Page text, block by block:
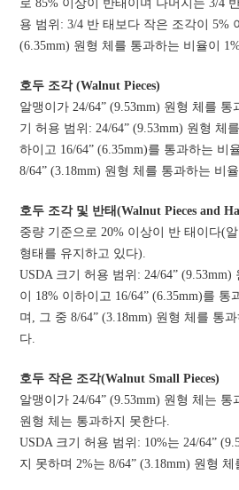
로 85% 이상이 반태이며 나머지는 3/4
용 범위: 3/4 반 태보다 작은 조각이 5%
(6.35mm) 원형 체를 통과하는 비율이
호두 조각 (Walnut Pieces)
알맹이가 24/64” (9.53mm) 원형 체를 통
기 허용 범위: 24/64” (9.53mm) 원형 체
하이고 16/64” (6.35mm)를 통과하는 비
8/64” (3.18mm) 원형 체를 통과하는 비
호두 조각 및 반태(Walnut Pieces and
중량 기준으로 20% 이상이 반 태이다(
형태를 유지하고 있다).
USDA 크기 허용 범위: 24/64”
이 18% 이하이고 16/64” (6.35mm)를 통
며, 그 중 8/64” (3.18mm) 원형 체를 통
다.
호두 작은 조각(Walnut Small Pieces)
알맹이가 24/64” (9.53mm) 원형 체는 통
원형 체는 통과하지 못한다.
USDA 크기 허용 범위: 10%는 24/64”
지 못하며 2%는 8/64” (3.18mm) 원형